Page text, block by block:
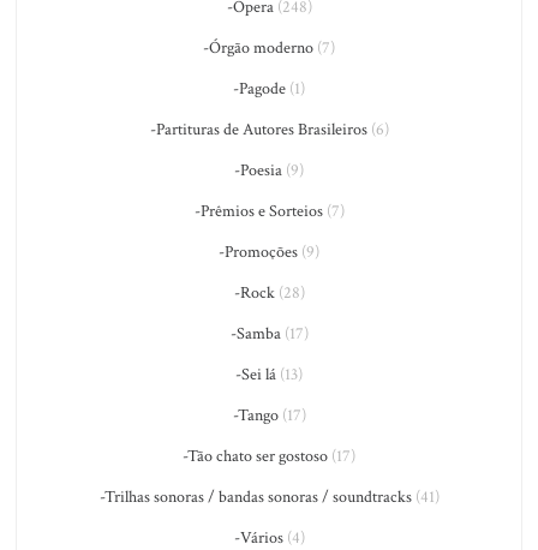
-Ópera(248)
-Órgão moderno (7)
-Pagode (1)
-Partituras de Autores Brasileiros(6)
-Poesia (9)
-Prêmios e Sorteios(7)
-Promoções (9)
-Rock(28)
-Samba(17)
-Sei lá (13)
-Tango(17)
-Tão chato ser gostoso (17)
-Trilhas sonoras / bandas sonoras / soundtracks(41)
-Vários(4)